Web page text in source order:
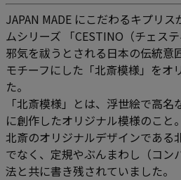
JAPAN MADE にこだわるキプリ
ムシリーズ 「CESTINO（チェステ
邪気を祓うとされる日本の伝統意
モチーフにした「北斎模様」をオ
た。
「北斎模様」とは、浮世絵で高
に創作したオリジナル模様のこと。
北斎のオリジナルデザインである
でなく、定規やぶんまわし（コン
法と共に書き残されていました。